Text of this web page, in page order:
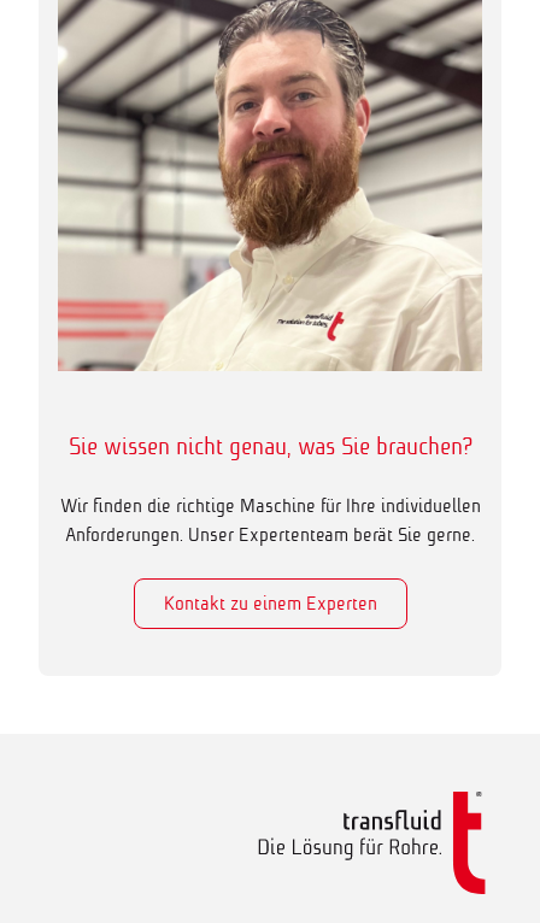
Sie wissen nicht genau, was Sie brauchen?
Wir finden die richtige Maschine für Ihre individuellen
Anforderungen. Unser Expertenteam berät Sie gerne.
Kontakt zu einem Experten